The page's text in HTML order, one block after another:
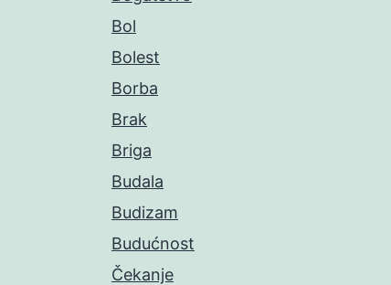
Bol
Bolest
Borba
Brak
Briga
Budala
Budizam
Budućnost
Čekanje